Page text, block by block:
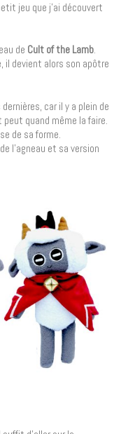
jeu que j’ai découvert
de Cult of the Lamb.
il devient alors son apôtre
car il y a plein de
quand même la faire.
de sa forme.
l’agneau et sa version